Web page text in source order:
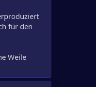
für den
Weile